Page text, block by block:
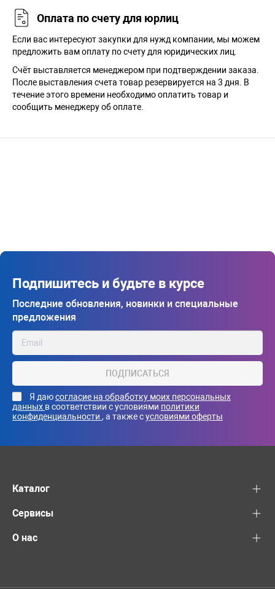
Оплата по счету для юрлиц
Если вас интересуют закупки для нужд компании, мы можем
предложить вам оплату по счету для юридических лиц.
Счёт выставляется менеджером при подтверждении заказа.
После выставления счета товар резервируется на 3 дня. В
течение этого времени необходимо оплатить товар и
сообщить менеджеру об оплате.
Подпишитесь и будьте в курсе
Последние обновления, новинки и специальные
предложения
ПОДПИСАТЬСЯ
Я даюсогласие на обработку моих персональных
данных в соответствии с условиями политики
конфиденциальности , а также сусловиями оферты
Каталог
Сервисы
О нас